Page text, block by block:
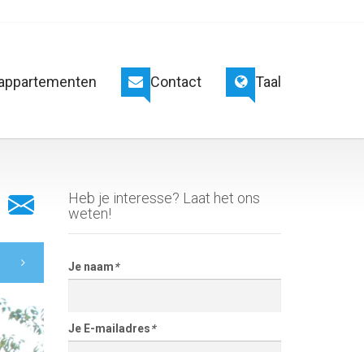
Contact Taal
Heb je interesse? Laat het ons
weten!
Je naam*
Je E-mailadres*